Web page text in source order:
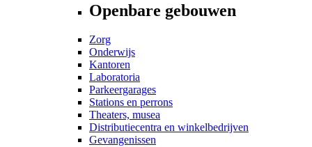
Openbare gebouwen
Zorg
Onderwijs
Kantoren
Laboratoria
Parkeergarages
Stations en perrons
Theaters, musea
Distributiecentra en winkelbedrijven
Gevangenissen